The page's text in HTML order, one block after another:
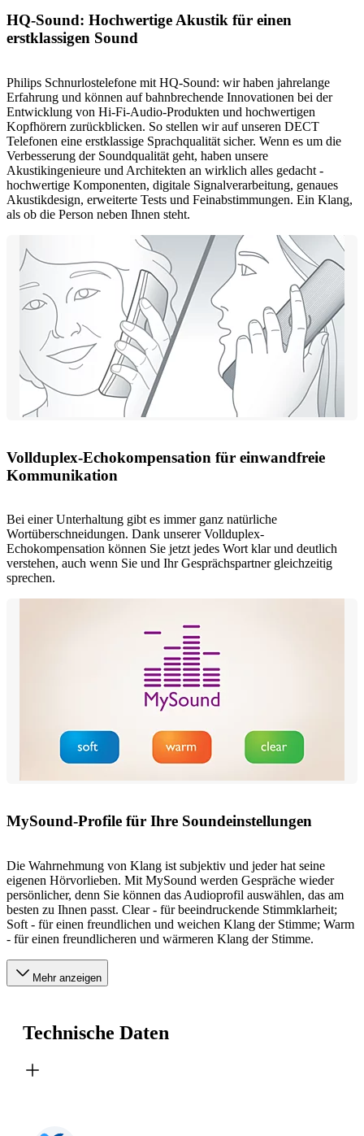
HQ-Sound: Hochwertige Akustik für einen
erstklassigen Sound
Philips Schnurlostelefone mit HQ-Sound: wir haben jahrelange
Erfahrung und können auf bahnbrechende Innovationen bei der
Entwicklung von Hi-Fi-Audio-Produkten und hochwertigen
Kopfhörern zurückblicken. So stellen wir auf unseren DECT
Telefonen eine erstklassige Sprachqualität sicher. Wenn es um die
Verbesserung der Soundqualität geht, haben unsere
Akustikingenieure und Architekten an wirklich alles gedacht -
hochwertige Komponenten, digitale Signalverarbeitung, genaues
Akustikdesign, erweiterte Tests und Feinabstimmungen. Ein Klang,
als ob die Person neben Ihnen steht.
Vollduplex-Echokompensation für einwandfreie
Kommunikation
Bei einer Unterhaltung gibt es immer ganz natürliche
Wortüberschneidungen. Dank unserer Vollduplex-
Echokompensation können Sie jetzt jedes Wort klar und deutlich
verstehen, auch wenn Sie und Ihr Gesprächspartner gleichzeitig
sprechen.
MySound-Profile für Ihre Soundeinstellungen
Die Wahrnehmung von Klang ist subjektiv und jeder hat seine
eigenen Hörvorlieben. Mit MySound werden Gespräche wieder
persönlicher, denn Sie können das Audioprofil auswählen, das am
besten zu Ihnen passt. Clear - für beeindruckende Stimmklarheit;
Soft - für einen freundlichen und weichen Klang der Stimme; Warm
- für einen freundlicheren und wärmeren Klang der Stimme.
Mehr anzeigen
Technische Daten